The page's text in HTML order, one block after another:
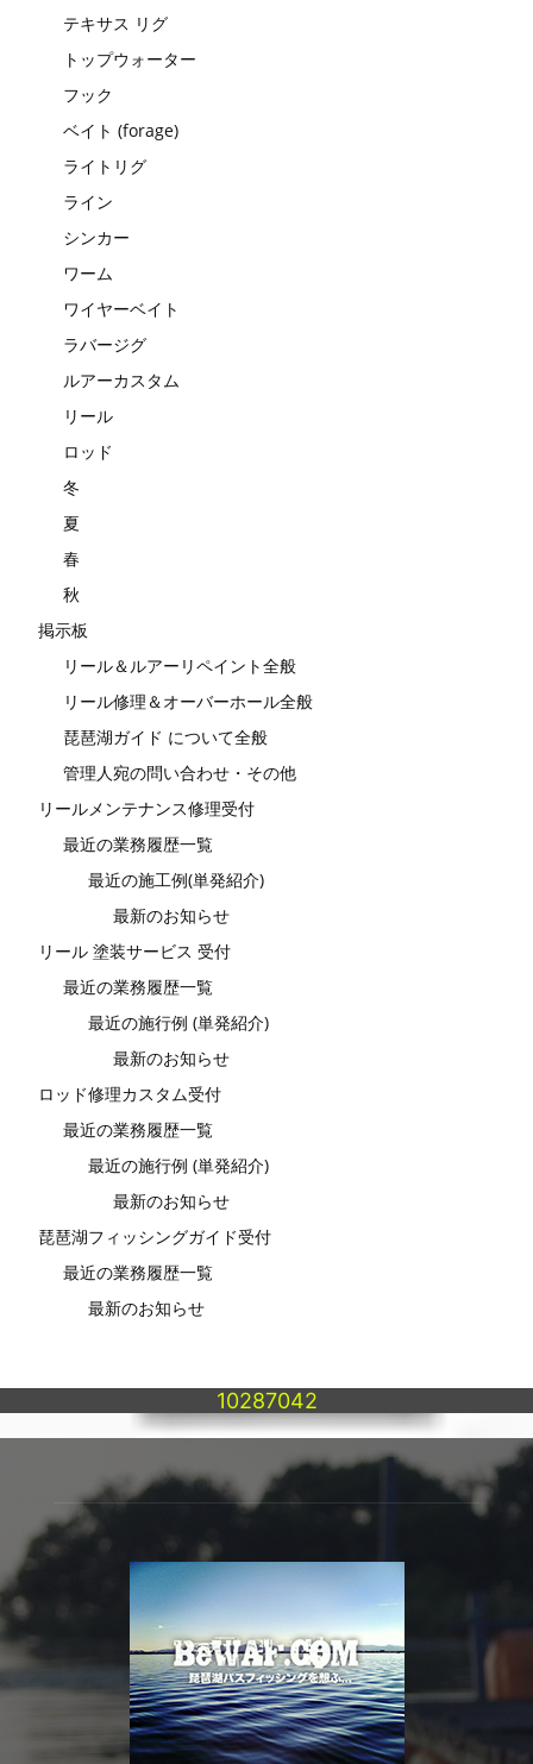
テキサス リグ
トップウォーター
フック
ベイト (forage)
ライトリグ
ライン
シンカー
ワーム
ワイヤーベイト
ラバージグ
ルアーカスタム
リール
ロッド
冬
夏
春
秋
掲示板
リール＆ルアーリペイント全般
リール修理＆オーバーホール全般
琵琶湖ガイド について全般
管理人宛の問い合わせ・その他
リールメンテナンス修理受付
最近の業務履歴一覧
最近の施工例(単発紹介)
最新のお知らせ
リール 塗装サービス 受付
最近の業務履歴一覧
最近の施行例 (単発紹介)
最新のお知らせ
ロッド修理カスタム受付
最近の業務履歴一覧
最近の施行例 (単発紹介)
最新のお知らせ
琵琶湖フィッシングガイド受付
最近の業務履歴一覧
最新のお知らせ
10287042